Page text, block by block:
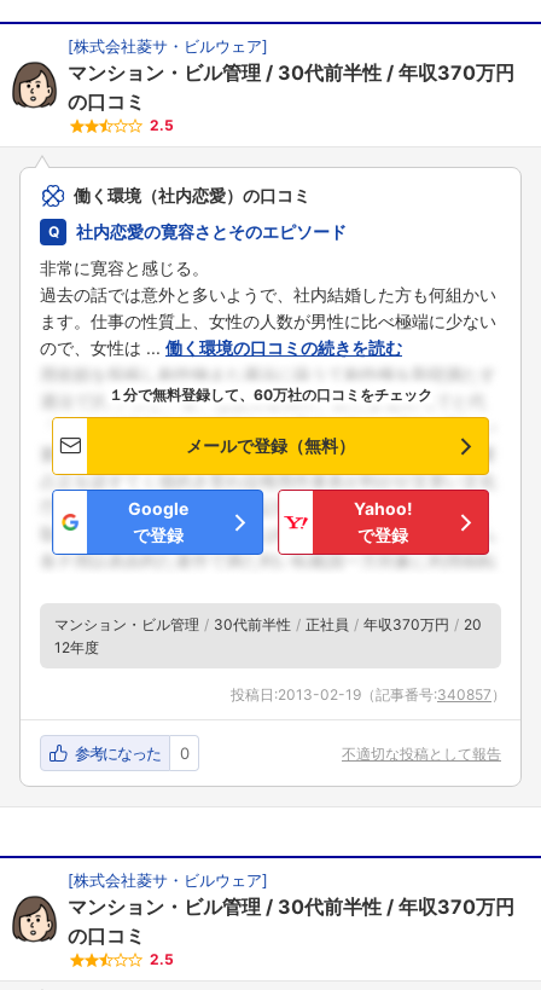
[株式会社菱サ・ビルウェア]
マンション・ビル管理 30代前半性
年収370万円
の口コミ
2.5
働く環境（社内恋愛）の口コミ
社内恋愛の寛容さとそのエピソード
非常に寛容と感じる。
過去の話では意外と多いようで、社内結婚した方も何組かい
ます。仕事の性質上、女性の人数が男性に比べ極端に少ない
ので、女性は ... 働く環境の口コミの続きを読む
１分で無料登録して、60万社の口コミをチェック
メールで登録（無料）
Google
で登録
Yahoo!
で登録
マンション・ビル管理 30代前半性 正社員 年収370万円
20
12年度
投稿日:2013-02-19 （記事番号:340857 ）
参考になった 0 不適切な投稿として報告
[株式会社菱サ・ビルウェア]
マンション・ビル管理 30代前半性
年収370万円
の口コミ
2.5